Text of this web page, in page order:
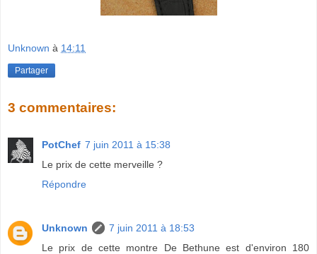
Unknown à 14:11
Partager
3 commentaires:
PotChef 7 juin 2011 à 15:38
Le prix de cette merveille ?
Répondre
Unknown
7 juin 2011 à 18:53
Le prix de cette montre De Bethune est d'environ 180